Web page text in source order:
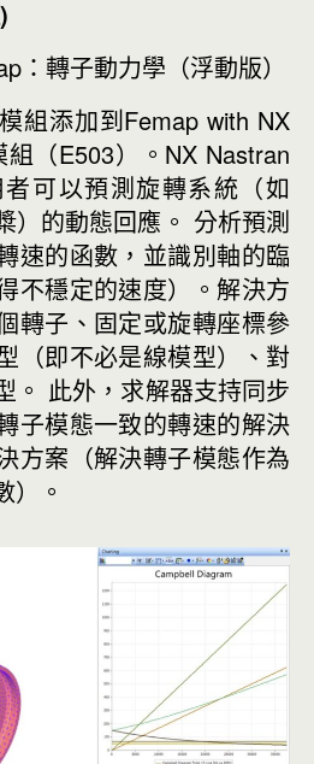
：轉子動力學（浮動版）
組添加到Femap with NX
（E503）。 NX Nastran
可以預測旋轉系統（如
）的動態回應。 分析預測
速的函數，並識別軸的臨
不穩定的速度）。解決方
轉子、固定或旋轉座標參
（即不必是線模型）、對
。 此外，求解器支持同步
子模態一致的轉速的解決
方案（解決轉子模態作為
）。